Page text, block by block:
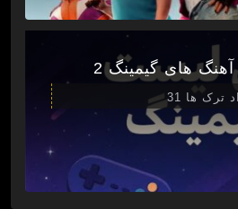
های گیمینگ 2
ترک ها 31